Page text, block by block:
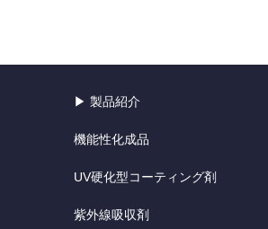
▶ 製品紹介
機能性化成品
UV硬化型コーティング剤
紫外線吸収剤